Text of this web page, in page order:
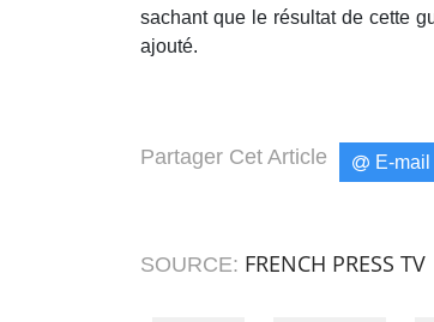
sachant que le résultat de cette
ajouté.
Partager Cet Article E-mail
SOURCE: FRENCH PRESS TV